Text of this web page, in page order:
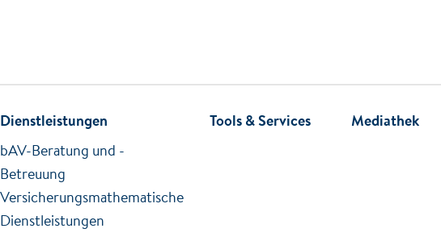
Dienstleistungen
bAV-Beratung und -
Betreuung
Versicherungsmathematische
Dienstleistungen
Tools & Services Mediathek